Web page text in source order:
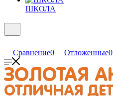
ШКОЛА
Сравнение0 Отложенные0